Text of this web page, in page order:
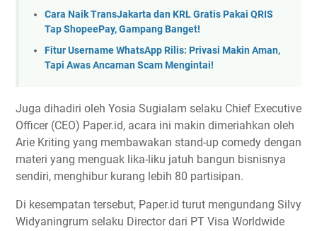
Cara Naik TransJakarta dan KRL Gratis Pakai QRIS
Tap ShopeePay, Gampang Banget!
Fitur Username WhatsApp Rilis: Privasi Makin Aman,
Tapi Awas Ancaman Scam Mengintai!
Juga dihadiri oleh Yosia Sugialam selaku Chief Executive
Officer (CEO) Paper.id, acara ini makin dimeriahkan oleh
Arie Kriting yang membawakan stand-up comedy dengan
materi yang menguak lika-liku jatuh bangun bisnisnya
sendiri, menghibur kurang lebih 80 partisipan.
Di kesempatan tersebut, Paper.id turut mengundang Silvy
Widyaningrum selaku Director dari PT Visa Worldwide